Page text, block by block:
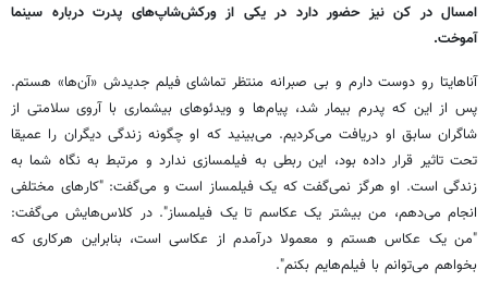
امسال در کن نیز حضور دارد در یکی از ورکش‌شاپ‌های پدرت درباره سینما
آموخت.
آناهایتا رو دوست دارم و بی صبرانه منتظر تماشای فیلم جدیدش «آن‌ها» هستم.
پس از این که پدرم بیمار شد، پیام‌ها و ویدئوهای بیشماری با آروی سلامتی از
شاگران سابق او دریافت می‌کردیم. می‌بینید که او چگونه زندگی دیگران را عمیقا
تحت تاثیر قرار داده بود، این ربطی به فیلمسازی ندارد و مرتبط به نگاه شما به
زندگی است. او هرگز نمی‌گفت که یک فیلمساز است و می‌گفت: "کارهای مختلفی
انجام می‌دهم، من بیشتر یک عکاسم تا یک فیلمساز". در کلاس‌هایش می‌گفت:
"من یک عکاس هستم و معمولا درآمدم از عکاسی است، بنابراین هرکاری که
بخواهم می‌توانم با فیلم‌هایم بکنم".